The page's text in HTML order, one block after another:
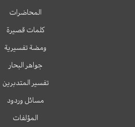
المحاضرات
كلمات قصيرة
ومضة تفسيرية
جواهر البحار
تفسير المتدبرين
مسائل وردود
المؤلفات